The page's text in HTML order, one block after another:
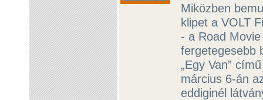
Miközben
klipet a VOLT
- a Road
fergetegesebb
„Egy Van”
március 6-án
eddiginél